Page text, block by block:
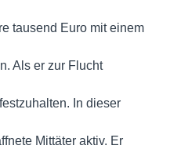
tausend Euro mit einem
Als er zur Flucht
In dieser
Mittäter aktiv. Er